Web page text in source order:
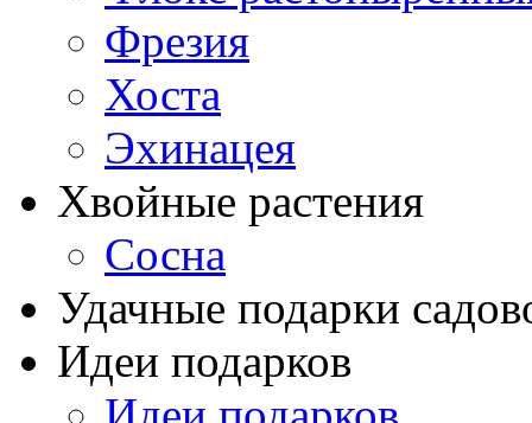
Фрезия
Хоста
Эхинацея
Хвойные растения
Сосна
Удачные подарки
Идеи подарков